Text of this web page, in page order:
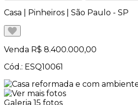
Casa | Pinheiros | São Paulo - SP
Venda R$ 8.400.000,00
Cód.: ESQ10061
Galeria 15 fotos